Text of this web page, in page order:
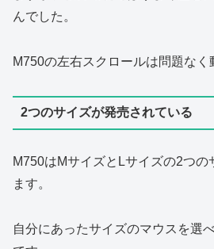
んでした。
M750の左右スクロールは問題なく
2つのサイズが発売されている
M750はMサイズとLサイズの2つの
ます。
自分にあったサイズのマウスを選